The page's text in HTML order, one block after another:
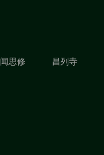
闻思修 昌列寺